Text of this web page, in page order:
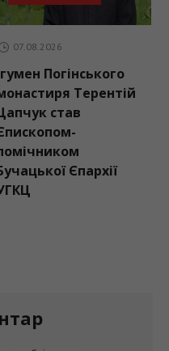
07.08.2026
Погінського
Терентій
став
Єпархії